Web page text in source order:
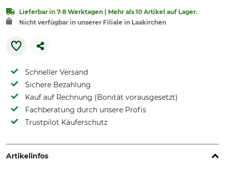
Lieferbar in 7-8 Werktagen | Mehr als 10 Artikel auf Lager.
Nicht verfügbar in unserer Filiale in Laakirchen
Schneller Versand
Sichere Bezahlung
Kauf auf Rechnung (Bonität vorausgesetzt)
Fachberatung durch unsere Profis
Trustpilot Käuferschutz
Artikelinfos